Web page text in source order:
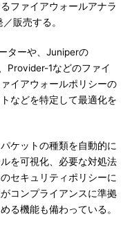
ファイアウォールアナラ
販売する。
ターや、Juniperの
Provider-1などのファイ
イアウォールポリシーの
などを特定して最適化を
ケットの種類を自動的に
を可視化、必要な対処法
セキュリティポリシーに
コンプライアンスに準拠
る機能も備わっている。